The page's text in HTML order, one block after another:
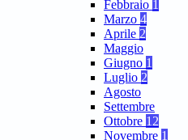
Febbraio 1
Marzo 4
Aprile 2
Maggio
Giugno 1
Luglio 2
Agosto
Settembre
Ottobre 12
Novembre 1